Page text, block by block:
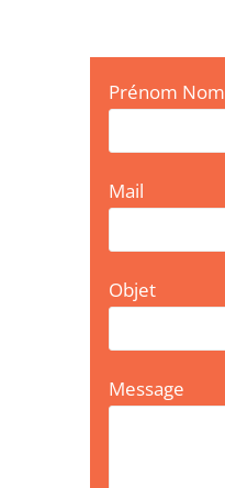
Prénom Nom
Mail
Objet
Message